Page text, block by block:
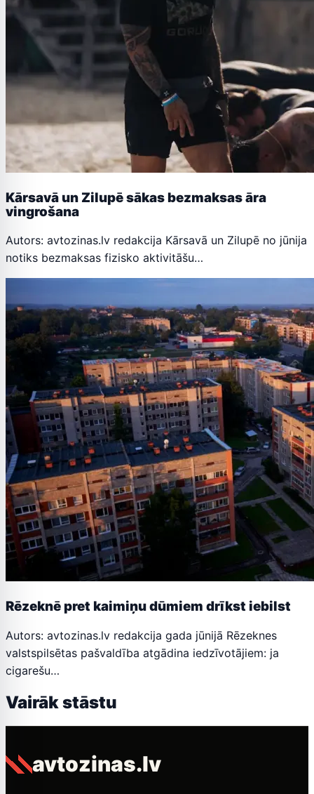
Kārsavā un Zilupē sākas bezmaksas āra
vingrošana
Autors: avtozinas.lv redakcija Kārsavā un Zilupē no jūnija
notiks bezmaksas fizisko aktivitāšu…
Rēzeknē pret kaimiņu dūmiem drīkst iebilst
Autors: avtozinas.lv redakcija gada jūnijā Rēzeknes
valstspilsētas pašvaldība atgādina iedzīvotājiem: ja
cigarešu…
Vairāk stāstu
avtozinas.lv